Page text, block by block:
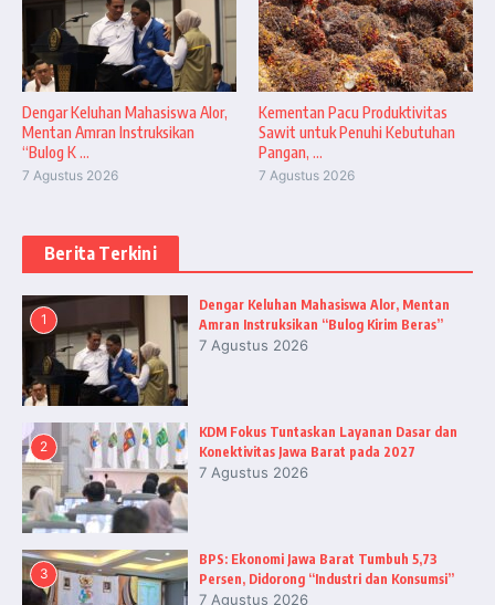
Dengar Keluhan Mahasiswa Alor,
Mentan Amran Instruksikan
“Bulog K ...
7 Agustus 2026
Kementan Pacu Produktivitas
Sawit untuk Penuhi Kebutuhan
Pangan, ...
7 Agustus 2026
Berita Terkini
1
Dengar Keluhan Mahasiswa Alor, Mentan
Amran Instruksikan “Bulog Kirim Beras”
7 Agustus 2026
2
KDM Fokus Tuntaskan Layanan Dasar dan
Konektivitas Jawa Barat pada 2027
7 Agustus 2026
3
BPS: Ekonomi Jawa Barat Tumbuh 5,73
Persen, Didorong “Industri dan Konsumsi”
7 Agustus 2026